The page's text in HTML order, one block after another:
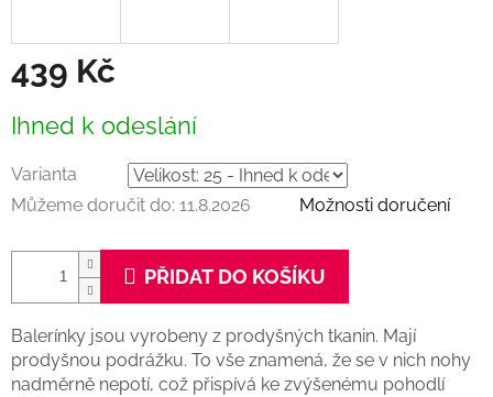
439 Kč
cena:
Ihned k odeslání
Varianta
Můžeme doručit do: 11.8.2026 Možnosti doručení
PŘIDAT DO KOŠÍKU
Balerínky jsou vyrobeny z prodyšných tkanin. Mají
prodyšnou podrážku. To vše znamená, že se v nich nohy
nadměrně nepotí, což přispívá ke zvýšenému pohodlí